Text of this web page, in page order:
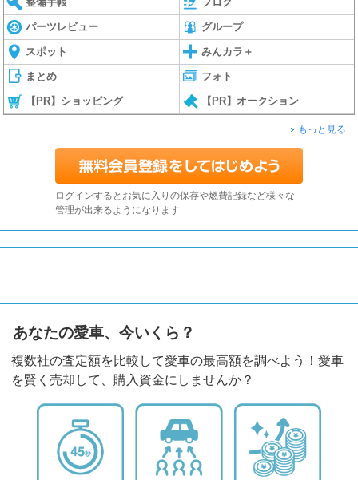
パーツレビュー グループ
スポット みんカラ＋
まとめ フォト
【PR】ショッピング 【PR】オークション
もっと見る
ログインするとお気に入りの保存や燃費記録など様々な
管理が出来るようになります
あなたの愛車、今いくら？
複数社の査定額を比較して愛車の最高額を調べよう！愛車
を賢く売却して、購入資金にしませんか？